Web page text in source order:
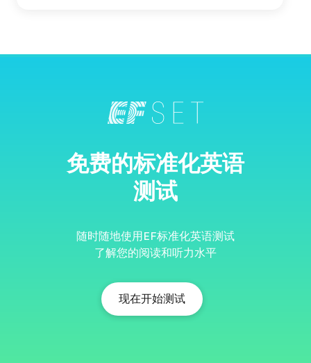
免费的标准化英语
测试
随时随地使用EF标准化英语测试
了解您的阅读和听力水平
现在开始测试